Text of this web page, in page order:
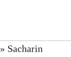
» Sacharin